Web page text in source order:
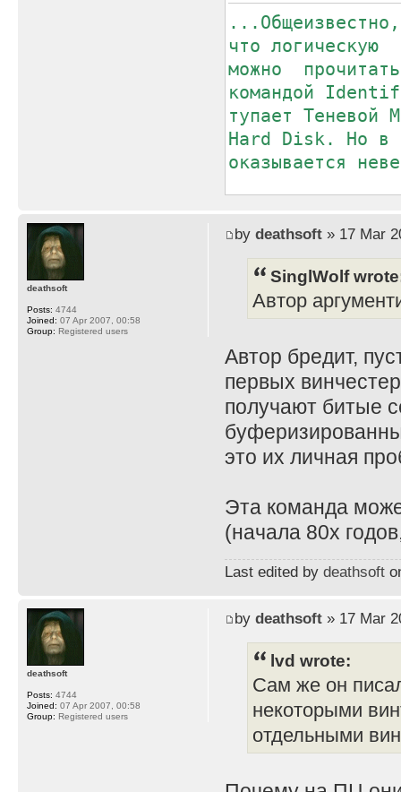
что
можно
командой
тупает Теневой
Hard Disk. Но в
оказывается
дров/головок/
Ведь
рого вы сей
надежно...
by deathsoft» 17 Mar
SinglWolf
Автор
Автор бредит,
первых
получают битые
это их личная
Эта команда
(начала 80х
Last edited by deathsoft
deathsoft
Posts: 4744
Joined: 07 Apr 2007, 00:58
Group: Registered users
by deathsoft» 17 Mar
lvd wrote:
Сам же он
некоторыми
отдельными
deathsoft
Posts: 4744
Joined: 07 Apr 2007, 00:58
Group: Registered users